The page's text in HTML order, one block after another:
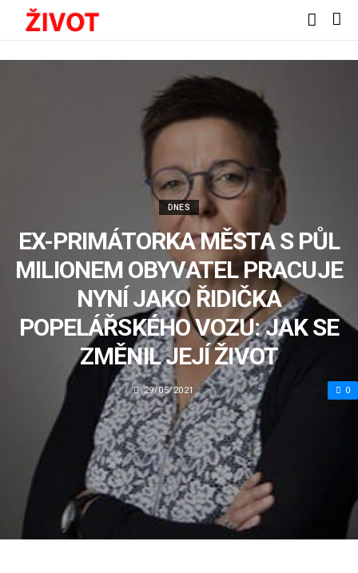
DNES
EX-PRIMÁTORKA MĚSTA S PŮL
MILIONEM OBYVATEL PRACUJE
NYNÍ JAKO ŘIDIČKA
POPELÁŘSKÉHO VOZU: JAK SE
ZMĚNIL JEJÍ ŽIVOT
29/05/2021 0